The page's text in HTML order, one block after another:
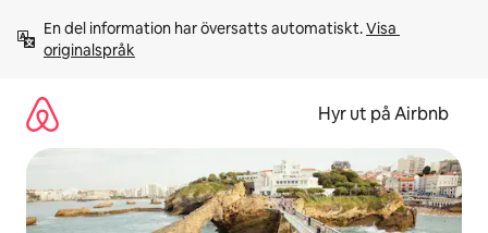
innehåll
En del information har översatts automatiskt. Visa
originalspråk
Hyr ut på Airbnb